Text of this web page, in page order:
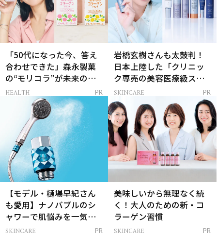
「50代になった今、答え
合わせできた」森永製菓
の“モリコラ”が未来のキ
レイを連れてくる！
HEALTH PR
岩橋玄樹さんも太鼓判！
日本上陸した「クリニッ
ク専売の美容医療級スキ
ンケア」
SKINCARE PR
【モデル・樋場早紀さん
も愛用】ナノバブルのシ
ャワーで肌悩みを一気に
解決
SKINCARE PR
美味しいから無理なく続
く！大人のための新・コ
ラーゲン習慣
SKINCARE PR